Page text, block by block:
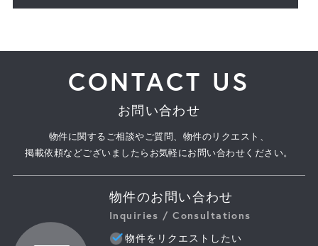
CONTACT US
お問い合わせ
物件に関するご相談やご質問、物件のリクエスト、
掲載依頼などございましたらお気軽にお問い合わせください。
物件のお問い合わせ
Inquiries / Consultations
物件をリクエストしたい